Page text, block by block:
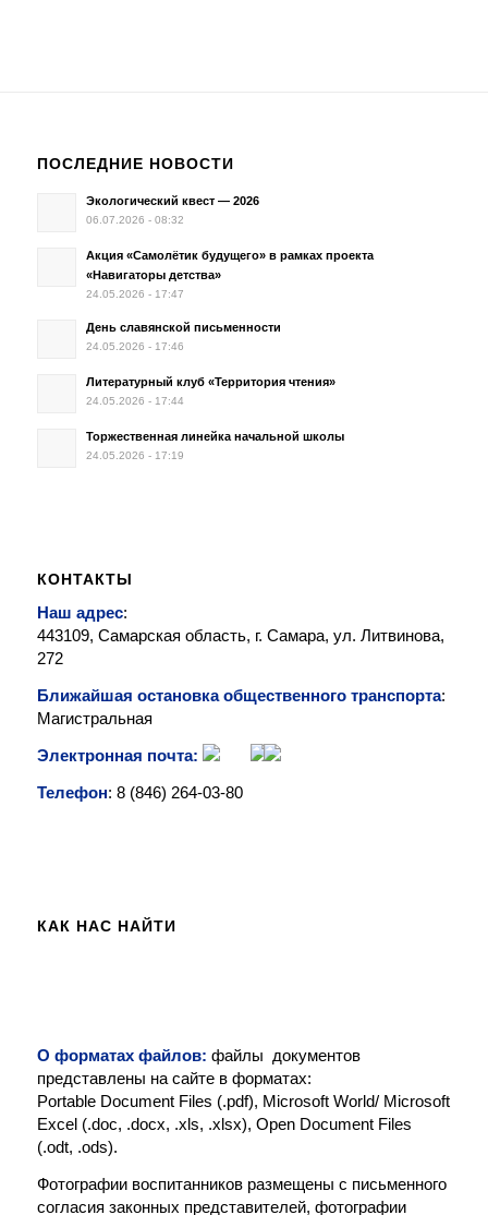
ПОСЛЕДНИЕ НОВОСТИ
Экологический квест — 2026
06.07.2026 - 08:32
Акция «Самолётик будущего» в рамках проекта
«Навигаторы детства»
24.05.2026 - 17:47
День славянской письменности
24.05.2026 - 17:46
Литературный клуб «Территория чтения»
24.05.2026 - 17:44
Торжественная линейка начальной школы
24.05.2026 - 17:19
КОНТАКТЫ
Наш адрес:
443109, Самарская область, г. Самара, ул. Литвинова,
272
Ближайшая остановка общественного транспорта:
Магистральная
Электронная почта:
Телефон: 8 (846) 264-03-80
КАК НАС НАЙТИ
О форматах файлов: файлы документов
представлены на сайте в форматах:
Portable Document Files (.pdf), Microsoft World/ Microsoft
Excel (.doc, .docx, .xls, .xlsx), Open Document Files
(.odt, .ods).
Фотографии воспитанников размещены с письменного
согласия законных представителей, фотографии